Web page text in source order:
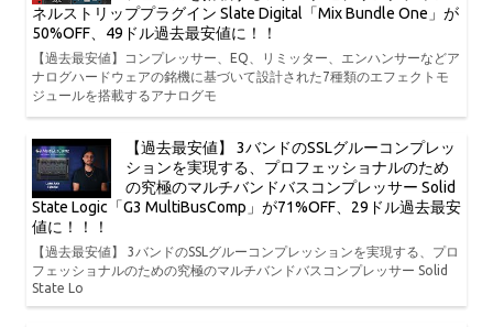
ネルストリッププラグイン Slate Digital「Mix Bundle One」が
50%OFF、49ドル過去最安値に！！
【過去最安値】コンプレッサー、EQ、リミッター、エンハンサーなどア
ナログハードウェアの銘機に基づいて設計された7種類のエフェクトモ
ジュールを搭載するアナログモ
【過去最安値】 3バンドのSSLグルーコンプレッ
ションを実現する、プロフェッショナルのため
の究極のマルチバンドバスコンプレッサー Solid
State Logic「G3 MultiBusComp」が71%OFF、29ドル過去最安
値に！！！
【過去最安値】 3バンドのSSLグルーコンプレッションを実現する、プロ
フェッショナルのための究極のマルチバンドバスコンプレッサー Solid
State Lo